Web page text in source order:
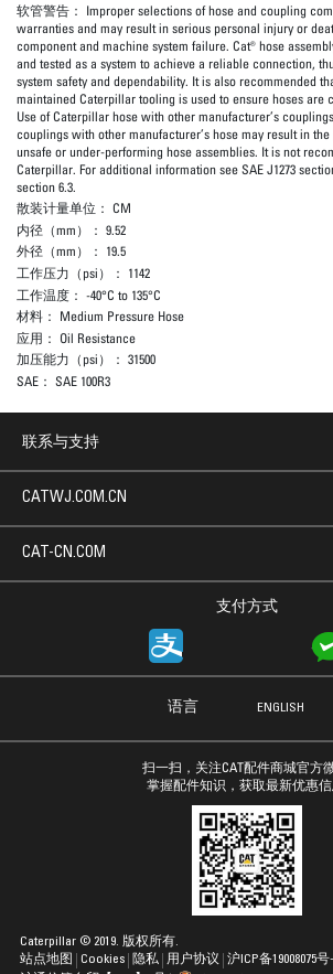
软管警告： Improper selections of hose and coupling
warranties and may result in serious personal injury or
component and machine system failure. Cat® hose
and tested as a system to achieve a reliable connection,
system safety and dependability. It is also recommended
maintained Caterpillar tooling is used to ensure hoses are
Use of Caterpillar hose with other manufacturer’s
couplings with other manufacturer’s hose may result in
unsafe or under-performing hose assemblies. It is not
Caterpillar. For additional information see SAE J1273
section 6.3.
散装计量单位： CM
内径（mm）： 9.52
外径（mm）： 19.5
工作压力（psi）： 1142
工作温度： -40°C to 135°C
材料： Medium Pressure Hose
应用： Oil Resistance
加压能力（psi）： 31500
SAE： SAE 100R3
联系与支持
支付方式
CATWJ.COM.CN
CAT-CN.COM
语言 ENGLISH
扫一扫，关注CAT配件商城官方
掌握配件知识，获取最新优惠信
站点地图 Cookies 隐私 用户协议
Caterpillar © 2019. 版权所有.
沪ICP备19008075号-